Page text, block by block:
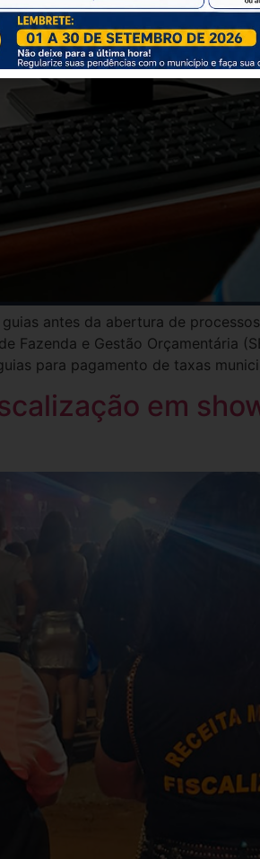
antes da abertura de
Fazenda e Gestão Orçamentária
para pagamento de taxas
em